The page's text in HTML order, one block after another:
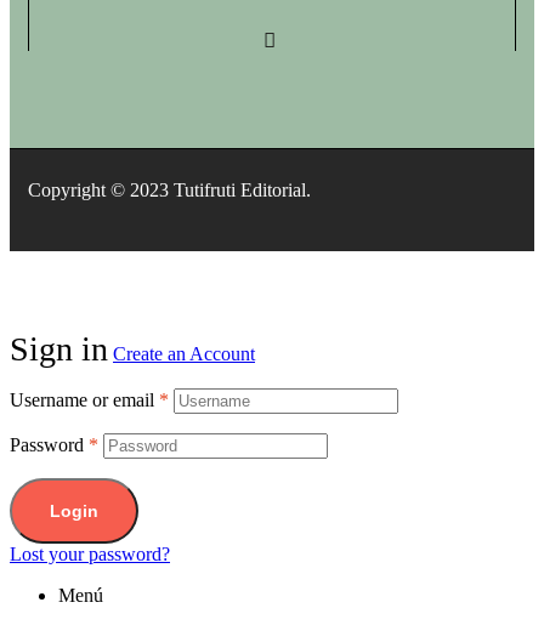
Copyright © 2023 Tutifruti Editorial.
Sign in Create an Account
Username or email *
Password *
Login
Lost your password?
Menú